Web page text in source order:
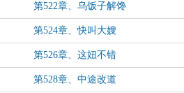
第522章、乌饭子解馋
第524章、快叫大嫂
第526章、这妞不错
第528章、中途改道